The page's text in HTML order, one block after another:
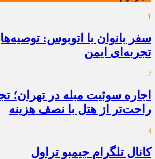
1
سفر بانوان با اتوبوس:
تجربه‌ای ایمن
2
اجاره سوئیت مبله در تهران؛
راحت‌تر از هتل با نصف هزینه
3
کانال تلگرام جیمبو تراول